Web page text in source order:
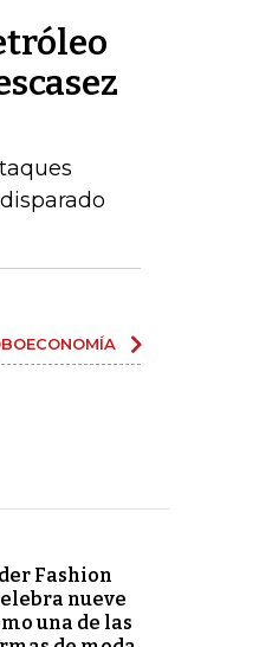
Fashion
nueve
una de las